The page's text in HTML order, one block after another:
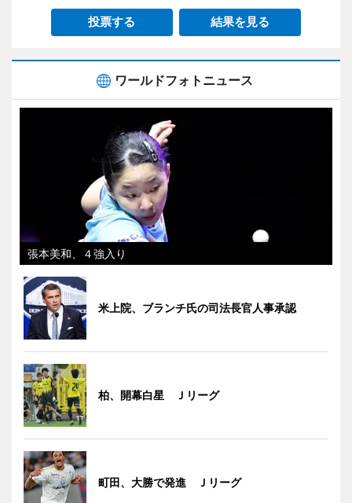
投票する 結果を見る
ワールドフォトニュース
張本美和、４強入り
米上院、ブランチ氏の司法長官人事承認
柏、開幕白星 Ｊリーグ
町田、大勝で発進 Ｊリーグ